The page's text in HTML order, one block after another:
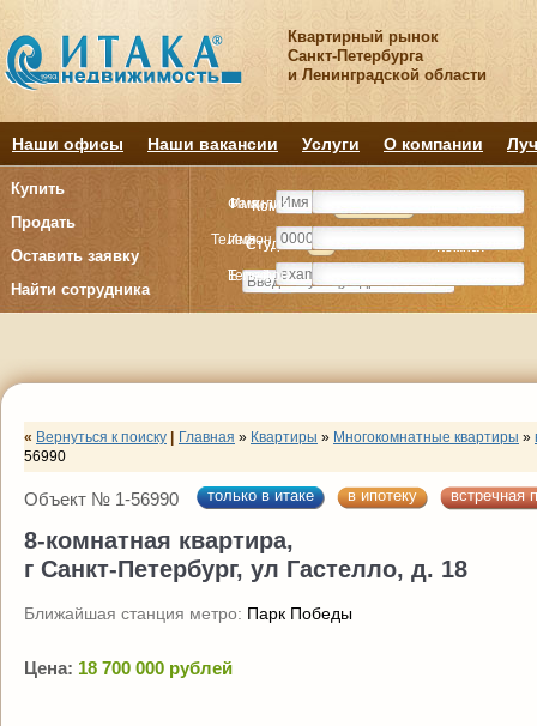
Квартирный рынок
Санкт-Петербурга
и Ленинградской области
Наши офисы Наши вакансии Услуги О компании
Купить
Продать
Оставить заявку
Найти сотрудника
Комнату
Студия Комнат
Комнату
Студия Комнат
Имя
Телефон
E-mail
Фамилия
Имя
Телефон
« Вернуться к поиску Главная » Квартиры » Многокомнатные квартиры »
56990
Объект № 1-56990 только в итаке в ипотеку встречная
8-комнатная квартира,
г Санкт-Петербург, ул Гастелло, д. 18
Ближайшая станция метро: Парк Победы
Цена: 18 700 000 рублей